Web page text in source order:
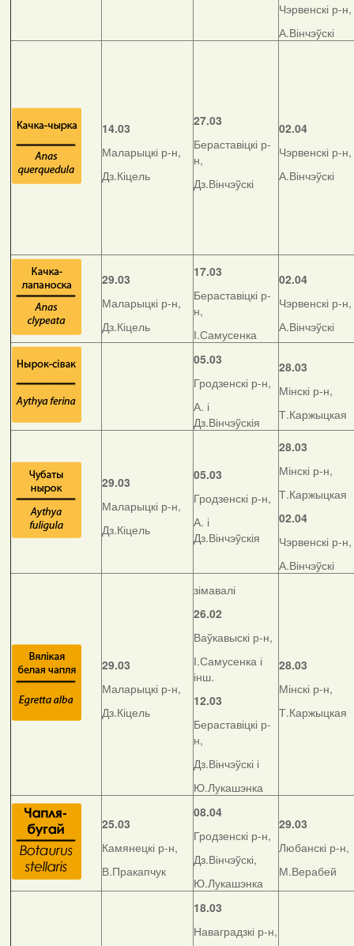
Чэрвенскі р-н,
А.Вінчэўскі
14.03
Маларыцкі р-н,
Дз.Кіцель
27.03
Бераставіцкі р-
н,
Дз.Вінчэўскі
02.04
Чэрвенскі р-н,
А.Вінчэўскі
29.03
Маларыцкі р-н,
Дз.Кіцель
17.03
Бераставіцкі р-
н,
І.Самусенка
02.04
Чэрвенскі р-н,
А.Вінчэўскі
05.03
Гродзенскі р-н,
А. і
Дз.Вінчэўскія
28.03
Мінскі р-н,
Т.Каржыцкая
29.03
Маларыцкі р-н,
Дз.Кіцель
05.03
Гродзенскі р-н,
А. і
Дз.Вінчэўскія
28.03
Мінскі р-н,
Т.Каржыцкая
02.04
Чэрвенскі р-н,
А.Вінчэўскі
29.03
Маларыцкі р-н,
Дз.Кіцель
зімавалі
26.02
Ваўкавыскі р-н,
І.Самусенка і
інш.
12.03
Бераставіцкі р-
н,
Дз.Вінчэўскі і
Ю.Лукашэнка
28.03
Мінскі р-н,
Т.Каржыцкая
25.03
Камянецкі р-н,
В.Пракапчук
08.04
Гродзенскі р-н,
Дз.Вінчэўскі,
Ю.Лукашэнка
29.03
Любанскі р-н,
М.Верабей
18.03
Наваградзкі р-н,